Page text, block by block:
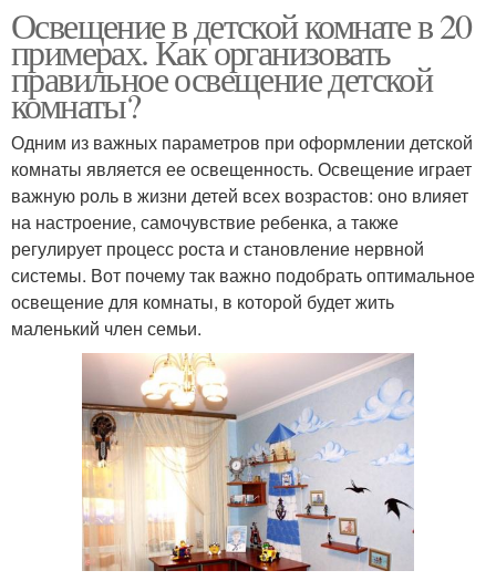
Освещение в детской комнате в 20
примерах. Как организовать
правильное освещение детской
комнаты?
Одним из важных параметров при оформлении детской
комнаты является ее освещенность. Освещение играет
важную роль в жизни детей всех возрастов: оно влияет
на настроение, самочувствие ребенка, а также
регулирует процесс роста и становление нервной
системы. Вот почему так важно подобрать оптимальное
освещение для комнаты, в которой будет жить
маленький член семьи.